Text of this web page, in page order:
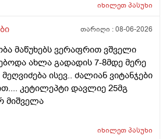
ხომ არ მექმება?
მარტო მაშინებს ეს
ახსენებს სულ დამამე
იხილეთპასუხი
თარიღი :08-06-2026
მაწუხებს ვერაფრით ვშველი
ახლა გადადის 7-8მდე მერე
მეღვიძება ისევ.. ძალიან ვიტანჯები
კეტილეპტი დავლიე 25მგ
მიშველა
იხილეთპასუხი